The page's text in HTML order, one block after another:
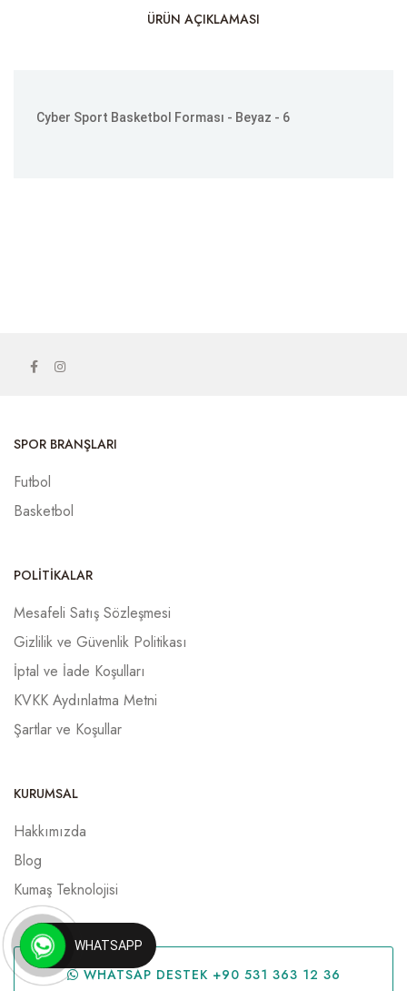
ÜRÜN AÇIKLAMASI
Cyber Sport Basketbol Forması - Beyaz - 6
SPOR BRANŞLARI
Futbol
Basketbol
POLITIKALAR
Mesafeli Satış Sözleşmesi
Gizlilik ve Güvenlik Politikası
İptal ve İade Koşulları
KVKK Aydınlatma Metni
Şartlar ve Koşullar
KURUMSAL
Hakkımızda
Blog
Kumaş Teknolojisi
WHATSAP DESTEK +90 531 363 12 36
WHATSAPP